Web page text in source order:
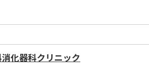
化器科クリニック